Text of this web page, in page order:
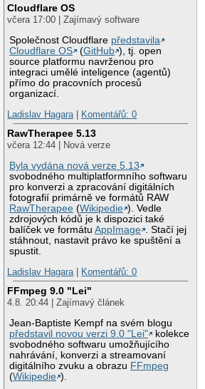
Cloudflare OS
včera 17:00 | Zajímavý software
Společnost Cloudflare představila
Cloudflare OS
(GitHub ), tj. open
source platformu navrženou pro
integraci umělé inteligence (agentů)
přímo do pracovních procesů
organizací.
Ladislav Hagara| Komentářů: 0
RawTherapee 5.13
včera 12:44 | Nová verze
Byla vydána nová verze 5.13
svobodného multiplatformního softwaru
pro konverzi a zpracování digitálních
fotografií primárně ve formátů RAW
RawTherapee (Wikipedie ). Vedle
zdrojových kódů je k dispozici také
balíček ve formátuAppImage
. Stačí jej
stáhnout, nastavit právo ke spuštění a
spustit.
Ladislav Hagara| Komentářů: 0
FFmpeg 9.0 "Lei"
4.8. 20:44 | Zajímavý článek
Jean-Baptiste Kempf na svém blogu
představil novou verzi 9.0 "Lei"
kolekce
svobodného softwaru umožňujícího
nahrávání, konverzi a streamovaní
digitálního zvuku a obrazu FFmpeg
(Wikipedie ).